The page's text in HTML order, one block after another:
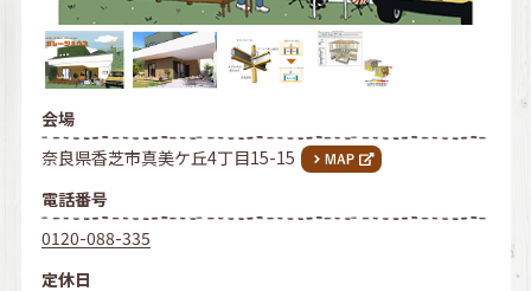
会場
奈良県香芝市真美ケ丘4丁目15-15
電話番号
0120-088-335
定休日